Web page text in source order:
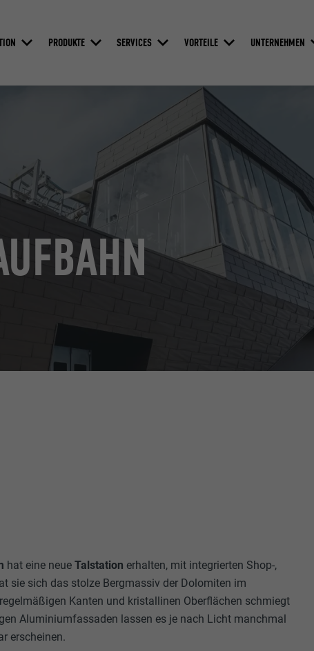
PRODUKTE SERVICES VORTEILE UNTERNEHMEN
hat eine neueTalstation erhalten, mit integrierten Shop-,
sie sich das stolze Bergmassiv der Dolomiten im
Kanten und kristallinen Oberflächen schmiegt
Aluminiumfassaden lassen es je nach Licht manchmal
erscheinen.